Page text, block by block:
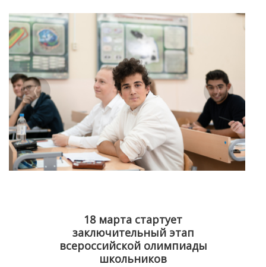
18 марта стартует
заключительный этап
всероссийской олимпиады
школьников